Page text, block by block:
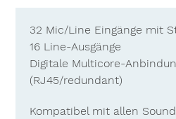
32 Mic/Line Eingänge mit
16 Line-Ausgänge
Digitale Multicore-
(RJ45/redundant)
Kompatibel mit allen